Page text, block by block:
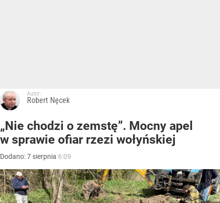
Autor:
Robert Nęcek
„Nie chodzi o zemstę”. Mocny apel
w sprawie ofiar rzezi wołyńskiej
Dodano:7 sierpnia 6:09